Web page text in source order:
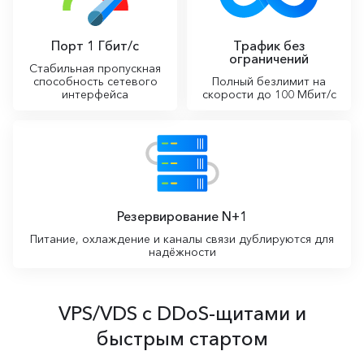
Порт 1 Гбит/с
Стабильная пропускная
способность сетевого
интерфейса
Трафик без
ограничений
Полный безлимит на
скорости до 100 Мбит/с
Резервирование N+1
Питание, охлаждение и каналы связи дублируются для
надёжности
VPS/VDS с DDoS-щитами и
быстрым стартом